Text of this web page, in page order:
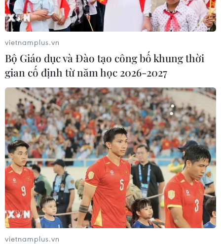
Việt Nam có nguy cơ phải đá sân trung lập
vì CĐV đốt pháo sáng
17/11/2018 01:31
Đội tuyển Việt Nam đang đối mặt với nguy cơ phải thi
đấu sân trung lập do các cổ động viên đốt pháo sáng
trên khán đài sân Mỹ Đình trong trận thắng Malaysia 2-
0 ở AFF Suzuki Cup 2018.
vietnamplus.vn
Bộ Giáo dục và Đào tạo công bố khung thời
gian cố định từ năm học 2026-2027
vietnamplus.vn